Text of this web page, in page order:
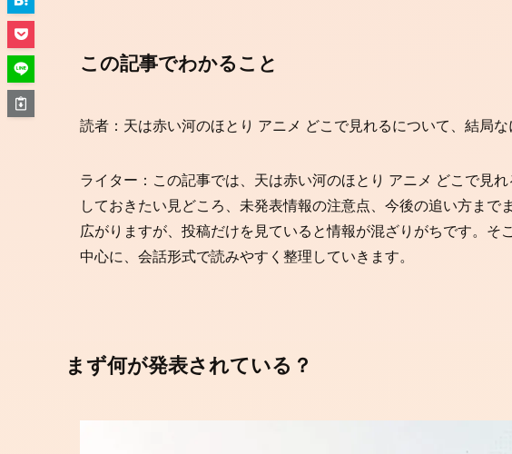
この記事でわかること
読者：天は赤い河のほとり アニメ どこで見れるについて、結局
ライター：この記事では、天は赤い河のほとり アニメ どこで見
しておきたい見どころ、未発表情報の注意点、今後の追い方まで
広がりますが、投稿だけを見ていると情報が混ざりがちです。そ
中心に、会話形式で読みやすく整理していきます。
まず何が発表されている？